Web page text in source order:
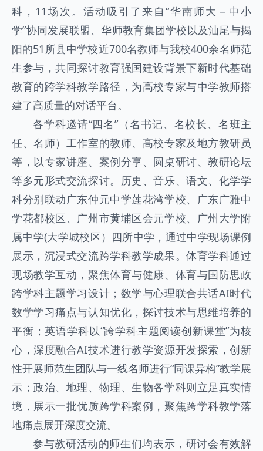
科，11场次。活动吸引了来自“华南师大－中小
学”协同发展联盟、华师教育集团学校以及汕尾与揭
阳的51所县中学校近700名教师与我校400余名师范
生参与，共同探讨教育强国建设背景下新时代基础
教育的跨学科教学路径，为高校专家与中学教师搭
建了高质量的对话平台。
各学科邀请“四名”（名书记、名校长、名班主
任、名师）工作室的教师、高校专家及地方教研员
等，以专家讲座、案例分享、圆桌研讨、教研论坛
等多元形式交流探讨。历史、音乐、语文、化学学
科分别联动广东仲元中学莲花湾学校、广东广雅中
学花都校区、广州市黄埔区会元学校、广州大学附
属中学(大学城校区）四所中学，通过中学现场课例
展示，沉浸式交流跨学科教学成果。体育学科通过
现场教学互动，聚焦体育与健康、体育与国防思政
跨学科主题学习设计；数学与心理联合共话AI时代
数学学习痛点与认知优化，探讨技术与思维培养的
平衡；英语学科以“跨学科主题阅读创新课堂”为核
心，深度融合AI技术进行教学资源开发探索，创新
性开展师范生团队与一线名师进行“同课异构”教学展
示；政治、地理、物理、生物各学科则立足真实情
境，展示一批优质跨学科案例，聚焦跨学科教学落
地痛点展开深度交流。
参与教研活动的师生们均表示，研讨会有效解